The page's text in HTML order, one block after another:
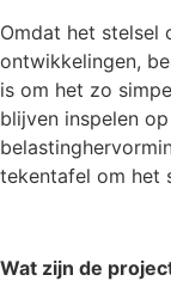
Omdat het stelsel
ontwikkelingen,
is om het zo
blijven inspelen
tekentafel om het
Wat zijn de